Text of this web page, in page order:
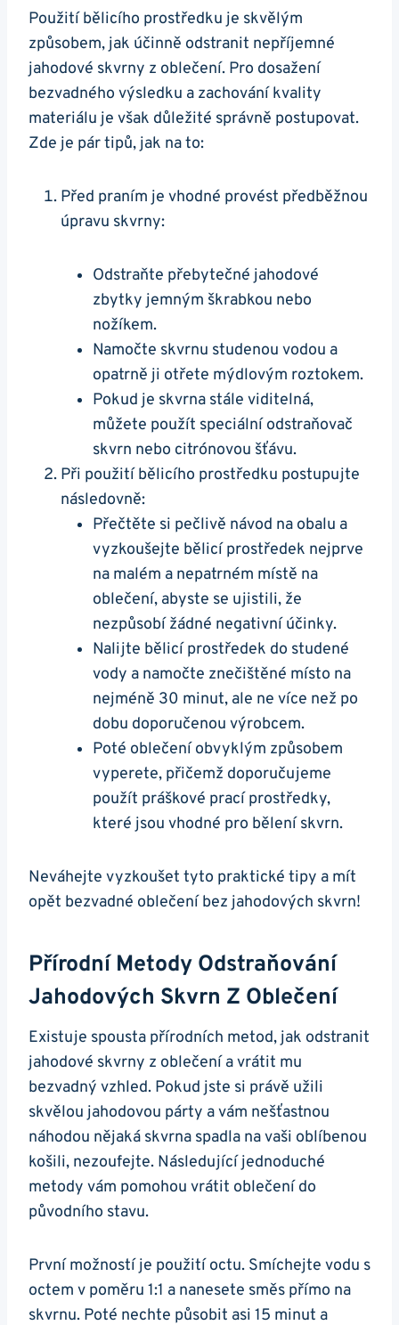
Použití⁣ bělicího prostředku⁤ je skvělým
způsobem, jak účinně odstranit nepříjemné
jahodové skvrny z oblečení. Pro dosažení ​
bezvadného výsledku ⁣a ⁤zachování kvality⁢
materiálu je však důležité‌ správně postupovat.
Zde‍ je⁢ pár tipů, jak na to:
Před praním je vhodné provést předběžnou
úpravu skvrny:
Odstraňte přebytečné jahodové
zbytky ⁤jemným škrabkou nebo
nožíkem.
Namočte⁢ skvrnu studenou vodou a
‍opatrně ji​ otřete⁣ mýdlovým roztokem.
Pokud je skvrna stále viditelná,⁤
můžete⁣ použít speciální odstraňovač
‍skvrn ⁤nebo citrónovou šťávu.
Při použití ‍bělicího prostředku postupujte
následovně:
Přečtěte⁢ si pečlivě návod na obalu a
vyzkoušejte bělicí prostředek ‌nejprve
na malém a nepatrném místě ​na
oblečení, abyste se ujistili, že
nezpůsobí žádné negativní účinky.
Nalijte bělicí ⁣prostředek ⁢do ⁢studené
vody a namočte znečištěné místo na
nejméně 30 minut, ale ne více než‌ po
‌dobu doporučenou výrobcem.
Poté oblečení obvyklým způsobem‍
vyperete, přičemž doporučujeme
⁤použít práškové prací prostředky,
které jsou vhodné pro bělení⁣ skvrn.
Neváhejte⁣ vyzkoušet tyto praktické tipy a mít
opět ⁤bezvadné oblečení bez jahodových skvrn!
Přírodní Metody⁤ Odstraňování
Jahodových Skvrn Z Oblečení
Existuje spousta přírodních metod, jak odstranit
jahodové ‍skvrny ⁣z oblečení a vrátit mu
bezvadný vzhled. Pokud jste si právě užili
skvělou jahodovou ⁣párty a vám ⁢nešťastnou
⁤náhodou nějaká skvrna ​spadla ‍na vaši oblíbenou
košili, nezoufejte. Následující jednoduché ​
metody vám pomohou vrátit oblečení do‍
původního ⁣stavu.
První ‌možností je​ použití octu. Smíchejte⁤ vodu⁣ s
octem‌ v⁣ poměru 1:1 a nanesete směs přímo na
skvrnu. Poté nechte ‍působit asi 15 minut a